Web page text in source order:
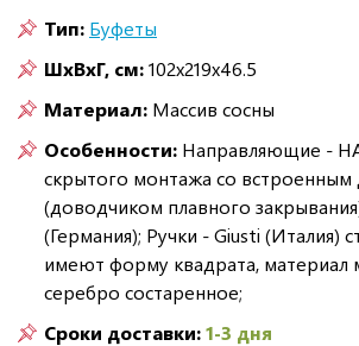
Тип: Буфеты
ШxВxГ, см:102x219x46.5
Материал: Массив сосны
Особенности: Направляющие -
скрытого монтажа со
(доводчиком плавного
(Германия); Ручки - Giusti (Италия)
имеют форму квадрата, материал
серебро состаренное;
Сроки доставки:1-3 дня